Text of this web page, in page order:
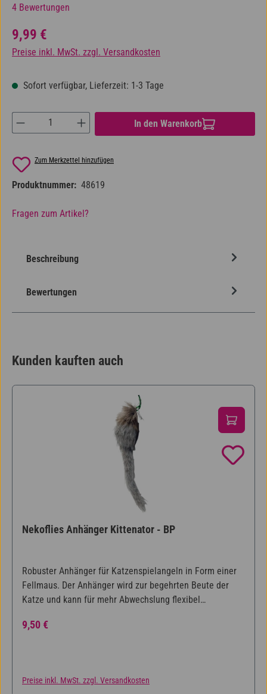
Durchschnittliche Bewertung von 5 von 5 Sternen
4 Bewertungen
Regulärer Preis:
9,99 €
Preise inkl. MwSt. zzgl. Versandkosten
Sofort verfügbar, Lieferzeit: 1-3 Tage
Produkt Anzahl: Gib den gewünschten Wert
In den Warenkorb
Zum Merkzettel hinzufügen
Produktnummer: 48619
Fragen zum Artikel?
Beschreibung
Bewertungen
Kunden kauften auch
Nekoflies Anhänger Kittenator - BP
Robuster Anhänger für Katzenspielangeln in Form einer
Fellmaus. Der Anhänger wird zur begehrten Beute der
Katze und kann für mehr Abwechslung flexibel
Schnur ganz einfach an einer Katzenspielangel
Regulärer Preis:
9,50 €
Preise inkl. MwSt. zzgl. Versandkosten